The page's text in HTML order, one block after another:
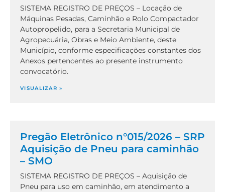
SISTEMA REGISTRO DE PREÇOS – Locação de
Máquinas Pesadas, Caminhão e Rolo Compactador
Autopropelido, para a Secretaria Municipal de
Agropecuária, Obras e Meio Ambiente, deste
Município, conforme especificações constantes dos
Anexos pertencentes ao presente instrumento
convocatório.
VISUALIZAR »
Pregão Eletrônico n°015/2026 – SRP
Aquisição de Pneu para caminhão
– SMO
SISTEMA REGISTRO DE PREÇOS – Aquisição de
Pneu para uso em caminhão, em atendimento a